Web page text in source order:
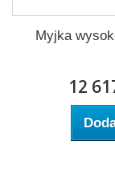
Myjka
12